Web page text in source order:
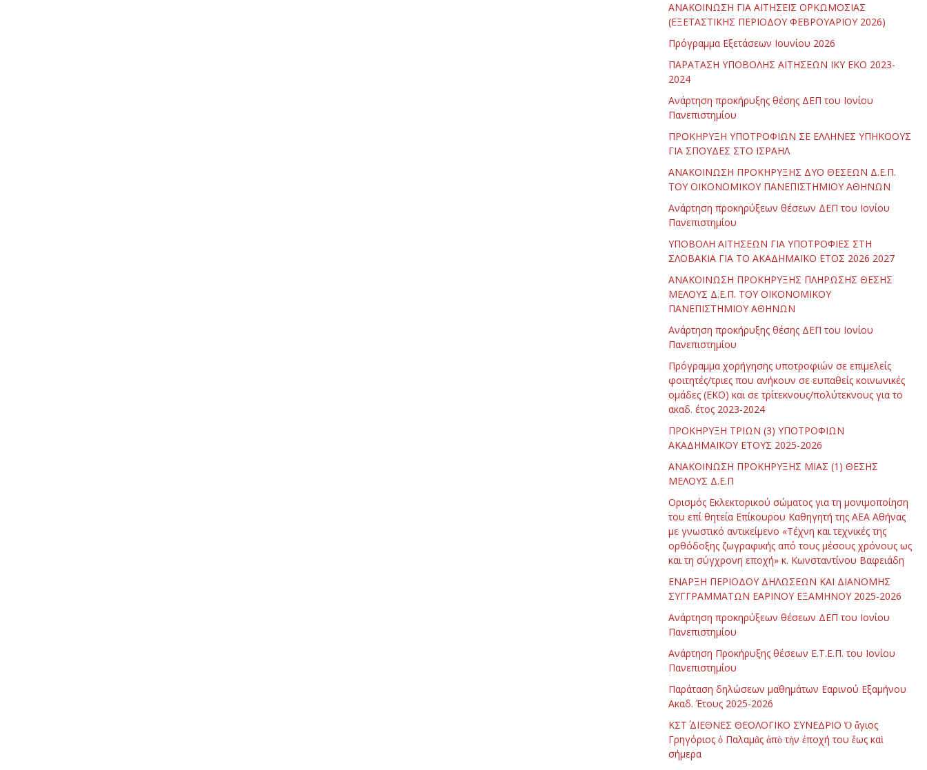
ΑΝΑΚΟΙΝΩΣΗ ΓΙΑ ΑΙΤΗΣΕΙΣ ΟΡΚΩΜΟΣΙΑΣ
(ΕΞΕΤΑΣΤΙΚΗΣ ΠΕΡΙΟΔΟΥ ΦΕΒΡΟΥΑΡΙΟΥ 2026)
Πρόγραμμα Εξετάσεων Ιουνίου 2026
ΠΑΡΑΤΑΣΗ ΥΠΟΒΟΛΗΣ ΑΙΤΗΣΕΩΝ ΙΚΥ ΕΚΟ 2023-
2024
Ανάρτηση προκήρυξης θέσης ΔΕΠ του Ιονίου
Πανεπιστημίου
ΠΡΟΚΗΡΥΞΗ ΥΠΟΤΡΟΦΙΩΝ ΣΕ ΕΛΛΗΝΕΣ ΥΠΗΚΟΟΥΣ
ΓΙΑ ΣΠΟΥΔΕΣ ΣΤΟ ΙΣΡΑΗΛ
ΑΝΑΚΟΙΝΩΣΗ ΠΡΟΚΗΡΥΞΗΣ ΔΥΟ ΘΕΣΕΩΝ Δ.Ε.Π.
ΤΟΥ ΟΙΚΟΝΟΜΙΚΟΥ ΠΑΝΕΠΙΣΤΗΜΙΟΥ ΑΘΗΝΩΝ
Ανάρτηση προκηρύξεων θέσεων ΔΕΠ του Ιονίου
Πανεπιστημίου
ΥΠΟΒΟΛΗ ΑΙΤΗΣΕΩΝ ΓΙΑ ΥΠΟΤΡΟΦΙΕΣ ΣΤΗ
ΣΛΟΒΑΚΙΑ ΓΙΑ ΤΟ ΑΚΑΔΗΜΑΪΚΟ ΕΤΟΣ 2026 2027
ΑΝΑΚΟΙΝΩΣΗ ΠΡΟΚΗΡΥΞΗΣ ΠΛΗΡΩΣΗΣ ΘΕΣΗΣ
ΜΕΛΟΥΣ Δ.Ε.Π. ΤΟΥ ΟΙΚΟΝΟΜΙΚΟΥ
ΠΑΝΕΠΙΣΤΗΜΙΟΥ ΑΘΗΝΩΝ
Ανάρτηση προκήρυξης θέσης ΔΕΠ του Ιονίου
Πανεπιστημίου
Πρόγραμμα χορήγησης υποτροφιών σε επιμελείς
φοιτητές/τριες που ανήκουν σε ευπαθείς κοινωνικές
ομάδες (ΕΚΟ) και σε τρίτεκνους/πολύτεκνους για το
ακαδ. έτος 2023-2024
ΠΡΟΚΗΡΥΞΗ ΤΡΙΩΝ (3) ΥΠΟΤΡΟΦΙΩΝ
ΑΚΑΔΗΜΑΪΚΟΥ ΕΤΟΥΣ 2025-2026
ΑΝΑΚΟΙΝΩΣΗ ΠΡΟΚΗΡΥΞΗΣ ΜΙΑΣ (1) ΘΕΣΗΣ
ΜΕΛΟΥΣ Δ.Ε.Π
Ορισμός Εκλεκτορικού σώματος για τη μονιμοποίηση
του επί θητεία Επίκουρου Καθηγητή της ΑΕΑ Αθήνας
με γνωστικό αντικείμενο «Τέχνη και τεχνικές της
ορθόδοξης ζωγραφικής από τους μέσους χρόνους ως
και τη σύγχρονη εποχή» κ. Κωνσταντίνου Βαφειάδη
ΕΝΑΡΞΗ ΠΕΡΙΟΔΟΥ ΔΗΛΩΣΕΩΝ ΚΑΙ ΔΙΑΝΟΜΗΣ
ΣΥΓΓΡΑΜΜΑΤΩΝ ΕΑΡΙΝΟΥ ΕΞΑΜΗΝΟΥ 2025-2026
Ανάρτηση προκηρύξεων θέσεων ΔΕΠ του Ιονίου
Πανεπιστημίου
Ανάρτηση Προκήρυξης θέσεων Ε.Τ.Ε.Π. του Ιονίου
Πανεπιστημίου
Παράταση δηλώσεων μαθημάτων Εαρινού Εξαμήνου
Ακαδ. Έτους 2025-2026
ΚΣΤ΄ ΔΙΕΘΝΕΣ ΘΕΟΛΟΓΙΚΟ ΣΥΝΕΔΡΙΟ Ὁ ἅγιος
Γρηγόριος ὁ Παλαμᾶς ἀπὸ τὴν ἐποχή του ἕως καὶ
σήμερα